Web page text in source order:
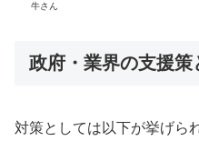
牛さん
政府・業界の支援
対策としては以下が挙げら